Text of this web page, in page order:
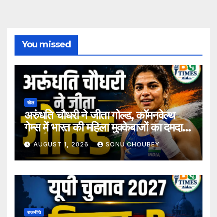
You missed
खेल
अरुंधति चौधरी ने जीता गोल्ड, कॉमनवेल्थ
गेम्स में भारत की महिला मुक्केबाजों का दमदार
प्रदर्शन
AUGUST 1, 2026 SONU CHOUBEY
राजनीति